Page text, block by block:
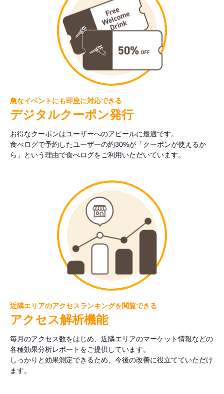
急なイベントにも即座に対応できる
デジタルクーポン発行
お得なクーポンはユーザーへのアピールに最適です。
食べログで予約したユーザーの約30%が「クーポンが使えるか
ら」という理由で食べログをご利用いただいています。
近隣エリアのアクセスランキングを閲覧できる
アクセス解析機能
毎月のアクセス数をはじめ、近隣エリアのマーケット情報などの
各種効果分析レポートをご提供しています。
しっかりと効果測定できるため、今後の改善に役立てていただけ
ます。